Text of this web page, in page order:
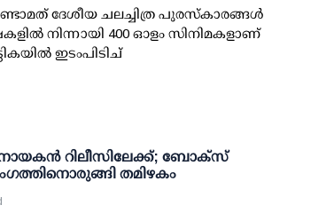
ദേശീയ ചലച്ചിത്ര പുരസ്കാരങ്ങൾ
നിന്നായി 400 ഓളം സിനിമകളാണ്
ഇടംപിടിച്
റിലീസിലേക്ക്; ബോക്‌സ്
തമിഴകം